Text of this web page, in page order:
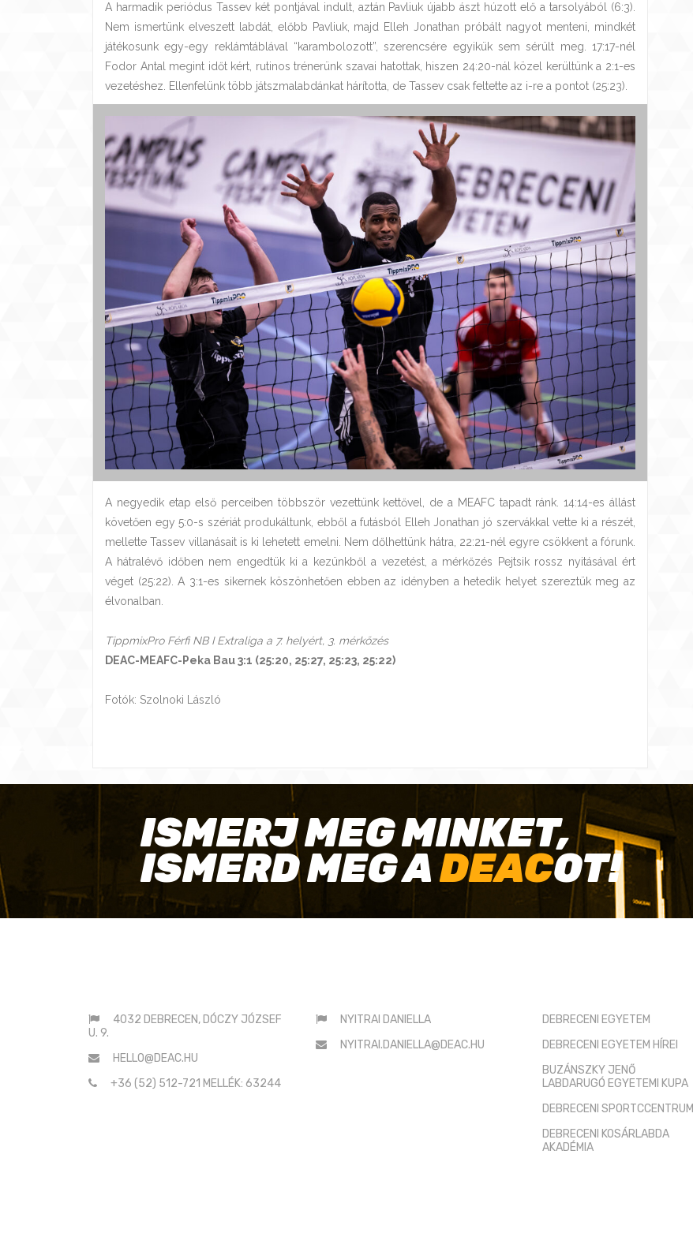
A harmadik periódus Tassev két pontjával indult, aztán Pavliuk újabb ászt húzott elő a tarsolyából (6:3).
Nem ismertünk elveszett labdát, előbb Pavliuk, majd Elleh Jonathan próbált nagyot menteni, mindkét
játékosunk egy-egy reklámtáblával “karambolozott”, szerencsére egyikük sem sérült meg. 17:17-nél
Fodor Antal megint időt kért, rutinos trénerünk szavai hatottak, hiszen 24:20-nál közel kerültünk a 2:1-es
vezetéshez. Ellenfelünk több játszmalabdánkat hárította, de Tassev csak feltette az i-re a pontot (25:23).
A negyedik etap első perceiben többször vezettünk kettővel, de a MEAFC tapadt ránk. 14:14-es állást
követően egy 5:0-s szériát produkáltunk, ebből a futásból Elleh Jonathan jó szervákkal vette ki a részét,
mellette Tassev villanásait is ki lehetett emelni. Nem dőlhettünk hátra, 22:21-nél egyre csökkent a fórunk.
A hátralévő időben nem engedtük ki a kezünkből a vezetést, a mérkőzés Pejtsik rossz nyitásával ért
véget (25:22). A 3:1-es sikernek köszönhetően ebben az idényben a hetedik helyet szereztük meg az
élvonalban.
TippmixPro Férfi NB I Extraliga a 7. helyért, 3. mérkőzés
DEAC-MEAFC-Peka Bau 3:1 (25:20, 25:27, 25:23, 25:22)
Fotók: Szolnoki László
ISMERJ MEG MINKET,
ISMERD MEG ADEACOT!
4032 DEBRECEN, DÓCZY JÓZSEF
U. 9.
HELLO@DEAC.HU
+36 (52) 512-721 MELLÉK: 63244
NYITRAI DANIELLA
NYITRAI.DANIELLA@DEAC.HU
DEBRECENI EGYETEM
DEBRECENI EGYETEM HÍREI
BUZÁNSZKY JENŐ
LABDARUGÓ EGYETEMI KUPA
DEBRECENI SPORTCCENTRUM
DEBRECENI KOSÁRLABDA
AKADÉMIA